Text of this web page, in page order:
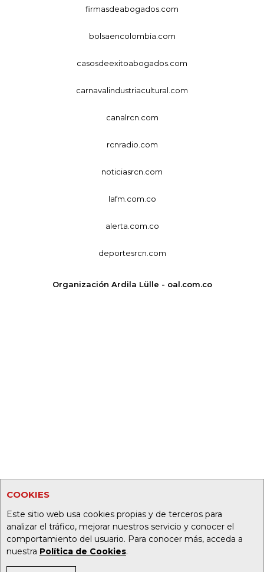
COOKIES
Este sitio web usa cookies propias y de terceros para
analizar el tráfico, mejorar nuestros servicio y conocer el
comportamiento del usuario. Para conocer más, acceda a
nuestra Política de Cookies.
firmasdeabogados.com
bolsaencolombia.com
casosdeexitoabogados.com
carnavalindustriacultural.com
canalrcn.com
rcnradio.com
noticiasrcn.com
lafm.com.co
alerta.com.co
deportesrcn.com
Organización Ardila Lülle - oal.com.co